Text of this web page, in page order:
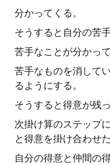
分かってくる。
そうすると自分の苦
苦手なことが分かっ
苦手なものを消して
るようにする。
そうすると得意が残
次掛け算のステップ
と得意を掛け合わせ
自分の得意と仲間の